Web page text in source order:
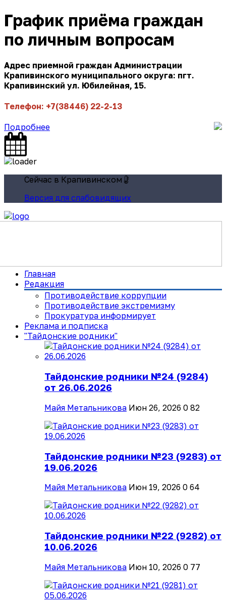
График приёма граждан
по личным вопросам
Адрес приемной граждан Администрации
Крапивинского муниципального округа: пгт.
Крапивинский ул. Юбилейная, 15.
Телефон: +7(38446) 22-2-13
Подробнее
Сейчас в Крапивинском
Версия для слабовидящих
Главная
Редакция
Противодействие коррупции
Противодействие экстремизму
Прокуратура информирует
Реклама и подписка
"Тайдонские родники"
Тайдонские родники №24 (9284)
от 26.06.2026
Майя Метальникова Июн 26, 2026 0 82
Тайдонские родники №23 (9283) от
19.06.2026
Майя Метальникова Июн 19, 2026 0 64
Тайдонские родники №22 (9282) от
10.06.2026
Майя Метальникова Июн 10, 2026 0 77